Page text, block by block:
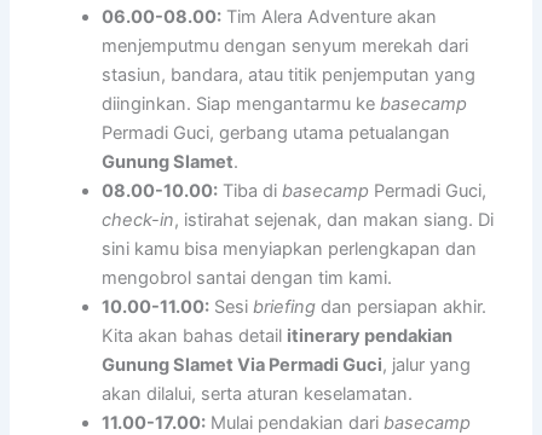
06.00-08.00: Tim Alera Adventure akan
menjemputmu dengan senyum merekah dari
stasiun, bandara, atau titik penjemputan yang
diinginkan. Siap mengantarmu kebasecamp
Permadi Guci, gerbang utama petualangan
Gunung Slamet.
08.00-10.00: Tiba dibasecamp Permadi Guci,
check-in, istirahat sejenak, dan makan siang. Di
sini kamu bisa menyiapkan perlengkapan dan
mengobrol santai dengan tim kami.
10.00-11.00: Sesibriefing dan persiapan akhir.
Kita akan bahas detail itinerary pendakian
Gunung Slamet Via Permadi Guci, jalur yang
akan dilalui, serta aturan keselamatan.
11.00-17.00: Mulai pendakian daribasecamp